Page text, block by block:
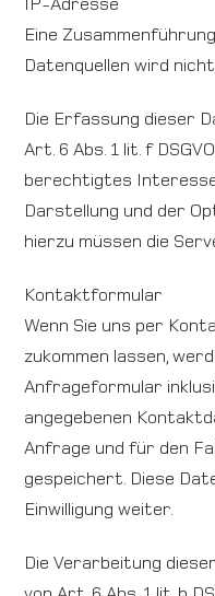
Eine
Datenquellen wird
Die Erfassung dieser
Art. 6 Abs. 1 lit. f
berechtigtes
Darstellung und der
hierzu müssen die
Kontaktformular
Wenn Sie uns per
zukommen lassen,
Anfrageformular
angegebenen
Anfrage und für den
gespeichert. Diese
Einwilligung weiter.
Die Verarbeitung